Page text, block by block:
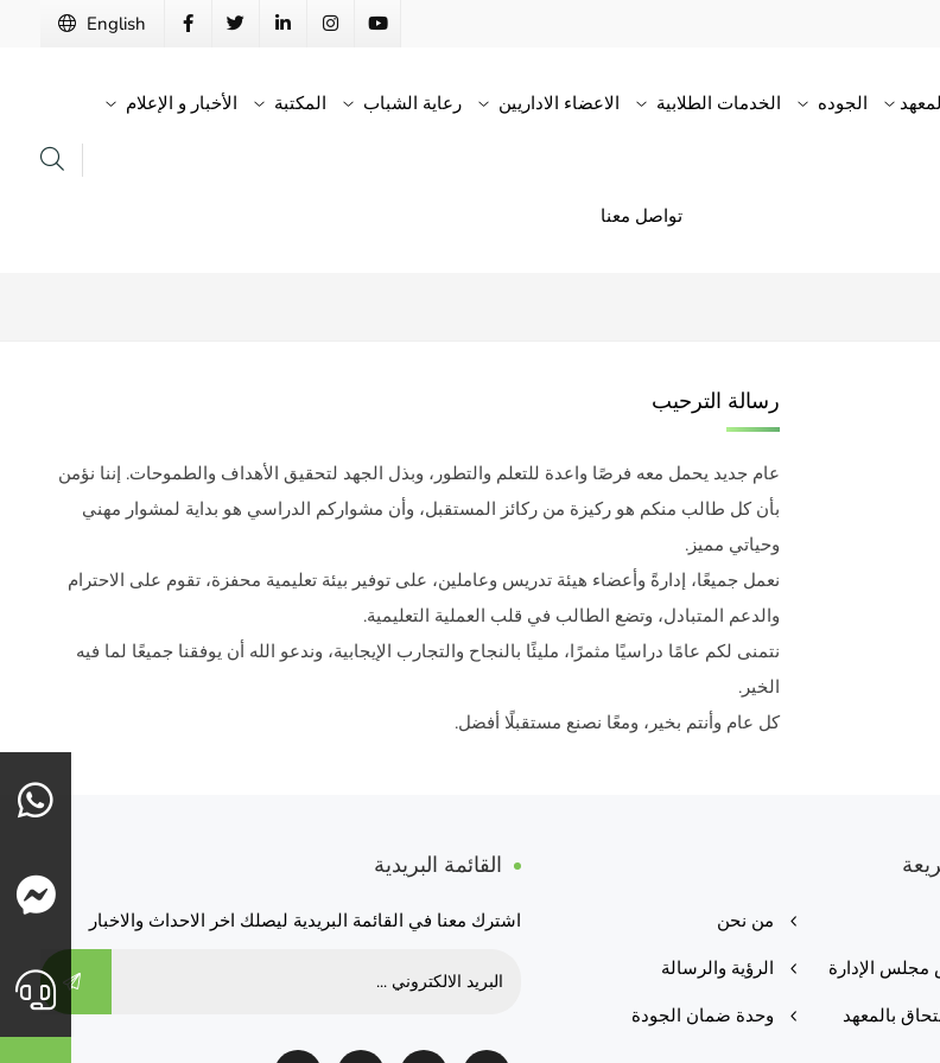
English
الجوده الخدمات الطلابية الاعضاء الاداريين رعاية الشباب المكتبة الأخبار و الإعلام
تواصل معنا
رسالة الترحيب
عام جديد يحمل معه فرصًا واعدة للتعلم والتطور، وبذل الجهد لتحقيق الأهداف والطموحات. إننا نؤمن
بأن كل طالب منكم هو ركيزة من ركائز المستقبل، وأن مشواركم الدراسي هو بداية لمشوار مهني
وحياتي مميز.
نعمل جميعًا، إدارةً وأعضاء هيئة تدريس وعاملين، على توفير بيئة تعليمية محفزة، تقوم على الاحترام
والدعم المتبادل، وتضع الطالب في قلب العملية التعليمية.
نتمنى لكم عامًا دراسيًا مثمرًا، مليئًا بالنجاح والتجارب الإيجابية، وندعو الله أن يوفقنا جميعًا لما فيه
الخير.
كل عام وأنتم بخير، ومعًا نصنع مستقبلًا أفضل.
من نحن
مجلس الإدارة
الرؤية والرسالة
بالمعهد
وحدة ضمان الجودة
القائمة البريدية
اشترك معنا في القائمة البريدية ليصلك اخر الاحداث والاخبار